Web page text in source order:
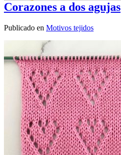
Corazones a dos agujas
Publicado en Motivos tejidos